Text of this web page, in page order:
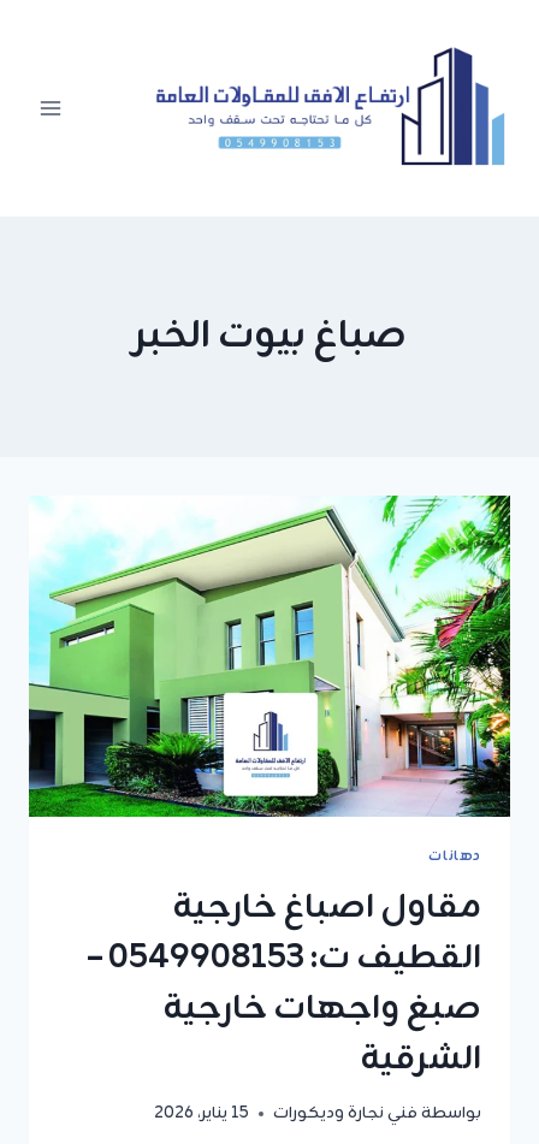
المحتوى
صباغ بيوت الخبر
دهانات
مقاول اصباغ خارجية
القطيف ت: 0549908153 –
صبغ واجهات خارجية
الشرقية
بواسطةفني نجارة وديكورات 15 يناير، 2026